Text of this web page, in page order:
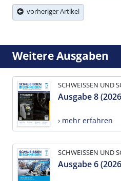
vorheriger Artikel
Weitere Ausgaben
SCHWEISSEN UND
Ausgabe 8
› mehr erfahren
SCHWEISSEN UND
Ausgabe 6